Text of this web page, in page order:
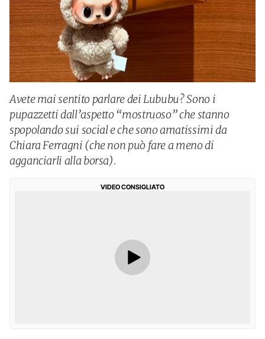
Avete mai sentito parlare dei Lububu? Sono i
pupazzetti dall’aspetto “mostruoso” che stanno
spopolando sui social e che sono amatissimi da
Chiara Ferragni (che non può fare a meno di
agganciarli alla borsa).
VIDEO CONSIGLIATO